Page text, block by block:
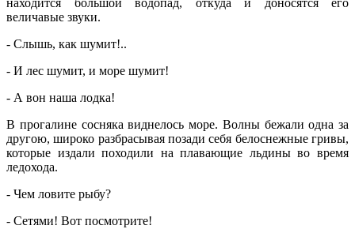
находится большой водопад, откуда и доносятся его
величавые звуки.
‑ Слышь, как шумит!..
‑ И лес шумит, и море шумит!
‑ А вон наша лодка!
В прогалине сосняка виднелось море. Волны бежали одна за
другою, широко разбрасывая позади себя белоснежные гривы,
которые издали походили на плавающие льдины во время
ледохода.
‑ Чем ловите рыбу?
‑ Сетями! Вот посмотрите!